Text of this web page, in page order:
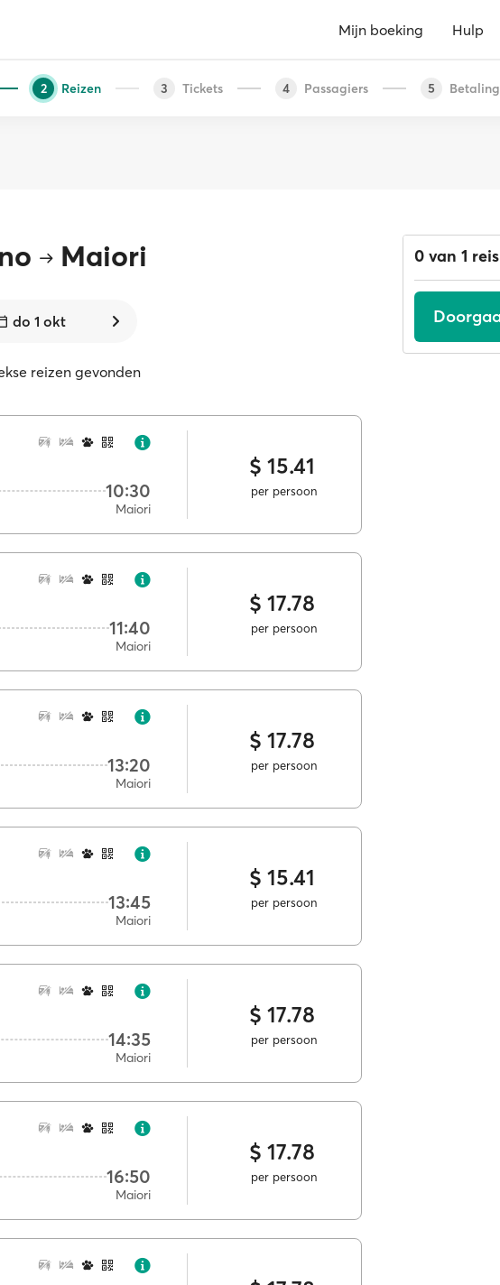
Mijn boeking Hulp
2 Reizen 3 Tickets 4 Passagiers 5 Betaling
Maiori
do 1 okt
reizen gevonden
10:30
Maiori
$ 15.41
per persoon
11:40
Maiori
$ 17.78
per persoon
13:20
Maiori
$ 17.78
per persoon
13:45
Maiori
$ 15.41
per persoon
14:35
Maiori
$ 17.78
per persoon
16:50
Maiori
$ 17.78
per persoon
0 van 1